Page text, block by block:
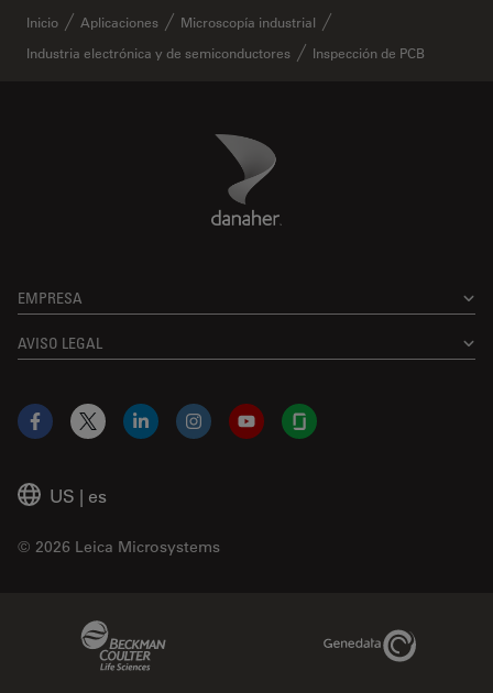
Inicio Aplicaciones
Microscopía industrial
Industria electrónica y de semiconductores
Inspección de PCB
Danaher Logo
EMPRESA
AVISO LEGAL
US | es
© 2026 Leica Microsystems
Facebook
X LinkedInInstagramYouTubeGlassdoor
Genedata Link